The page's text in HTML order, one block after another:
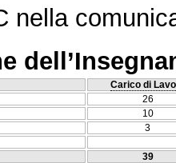
nella
Carico di
26
10
3
39